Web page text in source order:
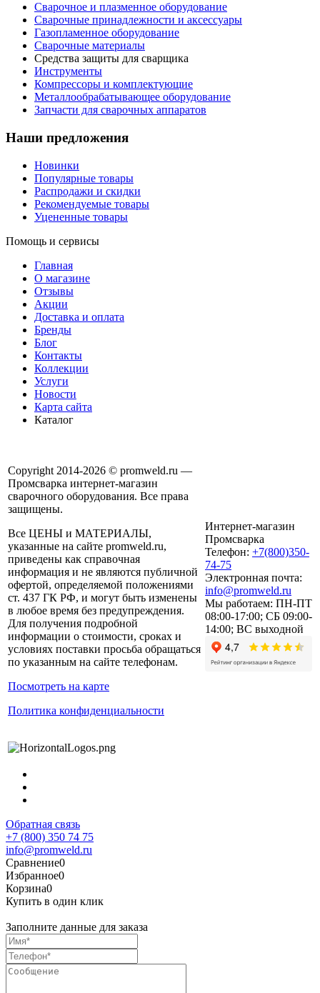
Сварочное и плазменное оборудование
Сварочные принадлежности и аксессуары
Газопламенное оборудование
Сварочные материалы
Средства защиты для сварщика
Инструменты
Компрессоры и комплектующие
Металлообрабатывающее оборудование
Запчасти для сварочных аппаратов
Наши предложения
Новинки
Популярные товары
Распродажи и скидки
Рекомендуемые товары
Уцененные товары
Помощь и сервисы
Главная
О магазине
Отзывы
Акции
Доставка и оплата
Бренды
Блог
Контакты
Коллекции
Услуги
Новости
Карта сайта
Каталог
Copyright 2014-2026 © promweld.ru —
Промсварка интернет-магазин
сварочного оборудования. Все права
защищены.
Все ЦЕНЫ и МАТЕРИАЛЫ,
указанные на сайте promweld.ru,
приведены как справочная
информация и не являются публичной
офертой, определяемой положениями
ст. 437 ГК РФ, и могут быть изменены
в любое время без предупреждения.
Для получения подробной
информации о стоимости, сроках и
условиях поставки просьба обращаться
по указанным на сайте телефонам.
Посмотреть на карте
Политика конфиденциальности
Интернет-магазин
Промсварка
Телефон: +7(800)350-
74-75
Электронная почта:
info@promweld.ru
Мы работаем: ПН-ПТ
08:00-17:00; СБ 09:00-
14:00; ВС выходной
Обратная связь
+7 (800) 350 74 75
info@promweld.ru
Сравнение0
Избранное0
Корзина0
Купить в один клик
Заполните данные для заказа